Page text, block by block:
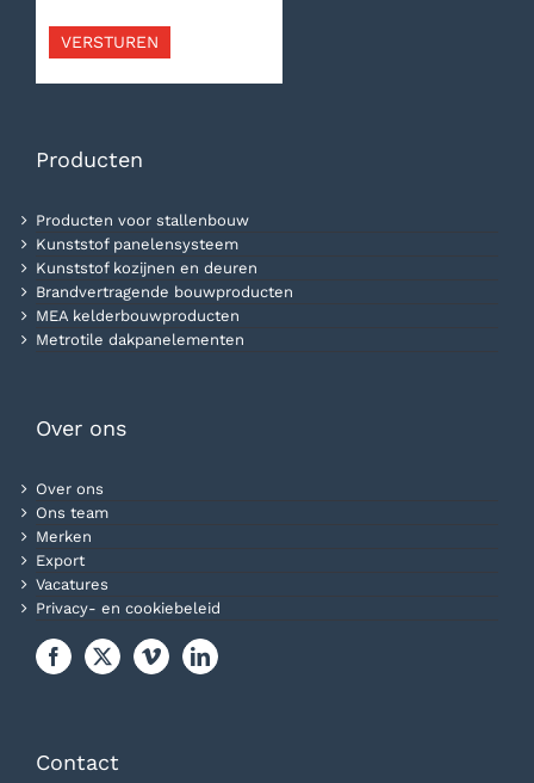
VERSTUREN
Producten
Producten voor stallenbouw
Kunststof panelensysteem
Kunststof kozijnen en deuren
Brandvertragende bouwproducten
MEA kelderbouwproducten
Metrotile dakpanelementen
Over ons
Over ons
Ons team
Merken
Export
Vacatures
Privacy- en cookiebeleid
Contact